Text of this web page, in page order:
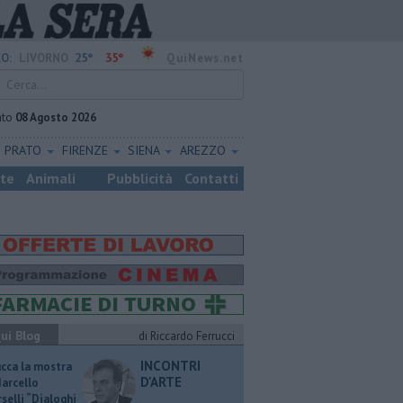
25° 35°
08 Agosto 2026
PRATO FIRENZE SIENA AREZZO
Animali Pubblicità Contatti
Blog
di Riccardo Ferrucci
la mostra
“Dialoghi
INCONTRI
D'ARTE